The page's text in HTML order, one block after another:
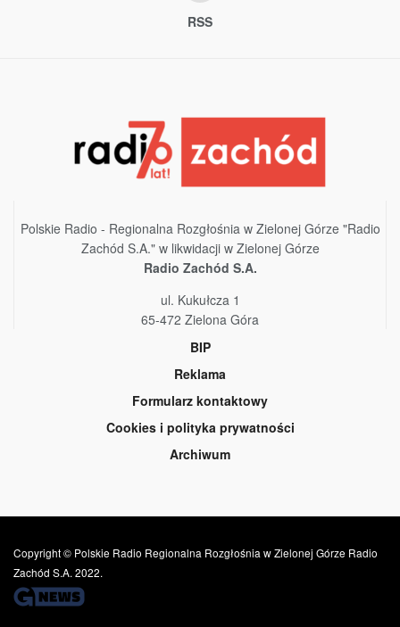
RSS
Polskie Radio - Regionalna Rozgłośnia w Zielonej Górze "Radio
Zachód S.A." w likwidacji w Zielonej Górze
Radio Zachód S.A.
ul. Kukułcza 1
65-472 Zielona Góra
BIP
Reklama
Formularz kontaktowy
Cookies i polityka prywatności
Archiwum
Copyright © Polskie Radio Regionalna Rozgłośnia w Zielonej Górze Radio
Zachód S.A. 2022.